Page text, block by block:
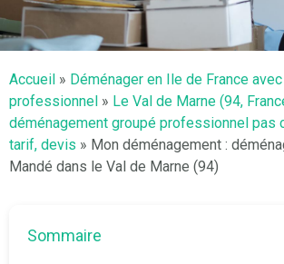
Accueil » Déménager en Ile de France
professionnel » Le Val de Marne (94,
déménagement groupé professionnel pas
tarif, devis » Mon déménagement :
Mandé dans le Val de Marne (94)
Sommaire